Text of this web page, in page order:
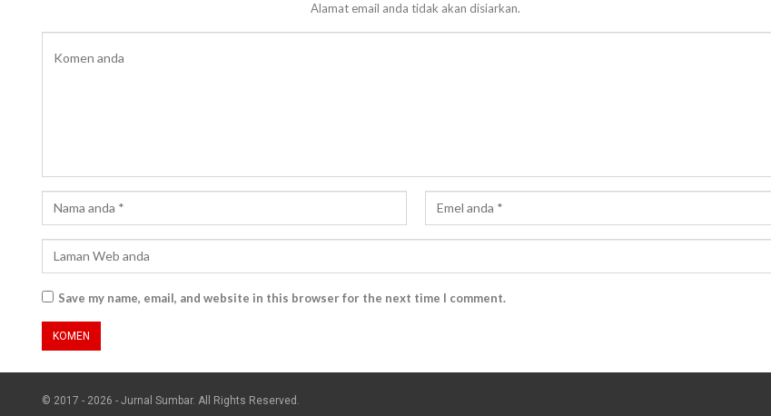
Alamat email anda tidak akan disiarkan.
Save my name, email, and website in this browser for the next time I comment.
© 2017 - 2026 - Jurnal Sumbar. All Rights Reserved.